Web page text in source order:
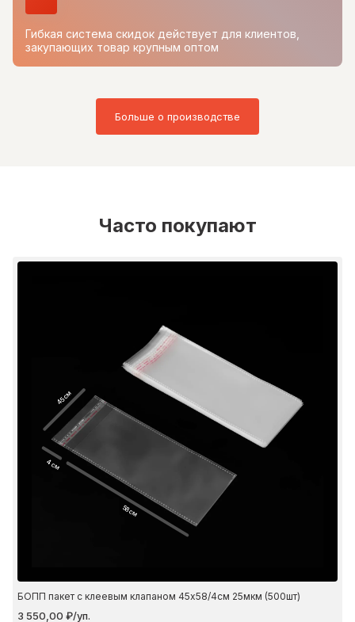
Гибкая система скидок действует для клиентов,
закупающих товар крупным оптом
Больше о производстве
Часто покупают
45 см
4 см
58 см
БОПП пакет с клеевым клапаном 45х58/4см 25мкм (500шт)
3 550,00 ₽/уп.